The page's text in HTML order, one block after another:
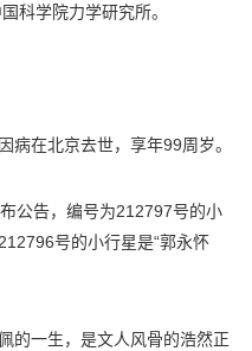
科学院力学研究所。
病在北京去世，享年99周岁。
公告，编号为212797号的小
号的小行星是“郭永怀
的一生，是文人风骨的浩然正